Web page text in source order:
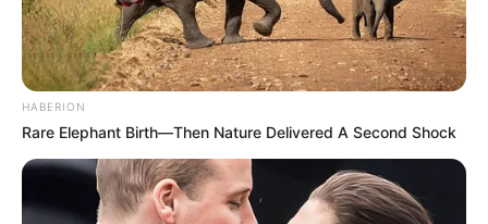
HABERION
Rare Elephant Birth—Then Nature Delivered A Second Shock